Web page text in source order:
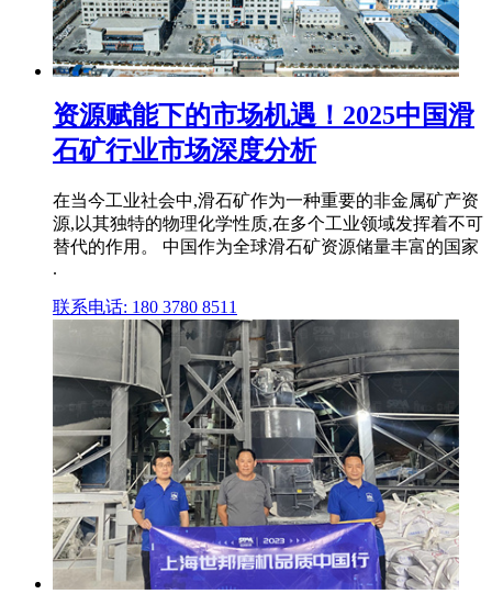
资源赋能下的市场机遇！2025中国滑
石矿行业市场深度分析
在当今工业社会中,滑石矿作为一种重要的非金属矿产资
源,以其独特的物理化学性质,在多个工业领域发挥着不可
替代的作用。 中国作为全球滑石矿资源储量丰富的国家
.
联系电话: 180 3780 8511